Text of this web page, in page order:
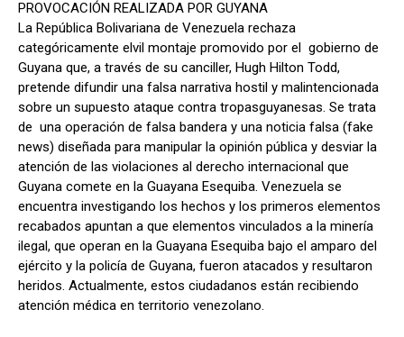
PROVOCACIÓN REALIZADA POR GUYANA
La República Bolivariana de Venezuela rechaza
categóricamente elvil montaje promovido por el gobierno de
Guyana que, a través de su canciller, Hugh Hilton Todd,
pretende difundir una falsa narrativa hostil y malintencionada
sobre un supuesto ataque contra tropasguyanesas. Se trata
de una operación de falsa bandera y una noticia falsa (fake
news) diseñada para manipular la opinión pública y desviar la
atención de las violaciones al derecho internacional que
Guyana comete en la Guayana Esequiba. Venezuela se
encuentra investigando los hechos y los primeros elementos
recabados apuntan a que elementos vinculados a la minería
ilegal, que operan en la Guayana Esequiba bajo el amparo del
ejército y la policía de Guyana, fueron atacados y resultaron
heridos. Actualmente, estos ciudadanos están recibiendo
atención médica en territorio venezolano.